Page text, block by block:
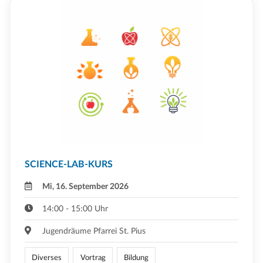
SCIENCE-LAB-KURS
Mi, 16. September 2026
14:00 - 15:00 Uhr
Jugendräume Pfarrei St. Pius
Diverses Vortrag Bildung